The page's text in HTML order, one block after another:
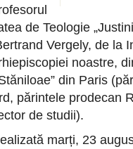
de Teologie
Vergely, de la
noastre,
din Paris
părintele prodecan
de studii).
marți, 23